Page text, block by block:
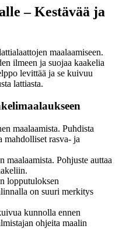
– Kestävää ja
maalaamiseen.
ilmeen ja suojaa kaakelia
levittää ja se kuivuu
lattiasta.
maalaamista. Puhdista
mahdolliset rasva- ja
maalaamista. Pohjuste auttaa
lopputuloksen
on suuri merkitys
kunnolla ennen
ohjeita maalin